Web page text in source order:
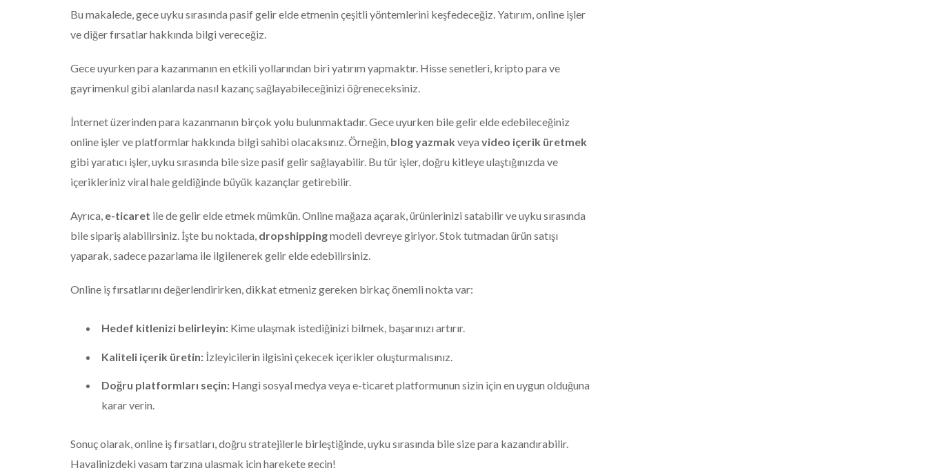
Bu makalede, gece uyku sırasında pasif gelir elde etmenin çeşitli yöntemlerini keşfedeceğiz. Yatırım, online işler
ve diğer fırsatlar hakkında bilgi vereceğiz.
Gece uyurken para kazanmanın en etkili yollarından biri yatırım yapmaktır. Hisse senetleri, kripto para ve
gayrimenkul gibi alanlarda nasıl kazanç sağlayabileceğinizi öğreneceksiniz.
İnternet üzerinden para kazanmanın birçok yolu bulunmaktadır. Gece uyurken bile gelir elde edebileceğiniz
online işler ve platformlar hakkında bilgi sahibi olacaksınız. Örneğin, blog yazmak veya video içerik üretmek
gibi yaratıcı işler, uyku sırasında bile size pasif gelir sağlayabilir. Bu tür işler, doğru kitleye ulaştığınızda ve
içerikleriniz viral hale geldiğinde büyük kazançlar getirebilir.
Ayrıca, e-ticaret ile de gelir elde etmek mümkün. Online mağaza açarak, ürünlerinizi satabilir ve uyku sırasında
bile sipariş alabilirsiniz. İşte bu noktada, dropshippingmodeli devreye giriyor. Stok tutmadan ürün satışı
yaparak, sadece pazarlama ile ilgilenerek gelir elde edebilirsiniz.
Online iş fırsatlarını değerlendirirken, dikkat etmeniz gereken birkaç önemli nokta var:
Hedef kitlenizi belirleyin: Kime ulaşmak istediğinizi bilmek, başarınızı artırır.
Kaliteli içerik üretin:İzleyicilerin ilgisini çekecek içerikler oluşturmalısınız.
Doğru platformları seçin: Hangi sosyal medya veya e-ticaret platformunun sizin için en uygun olduğuna
karar verin.
Sonuç olarak, online iş fırsatları, doğru stratejilerle birleştiğinde, uyku sırasında bile size para kazandırabilir.
Hayalinizdeki yaşam tarzına ulaşmak için harekete geçin!